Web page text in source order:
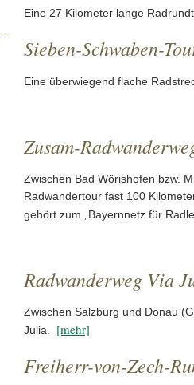
Eine 27 Kilometer lange
Sieben-Schwaben-
Eine überwiegend flache
Zusam-
Zwischen Bad Wörishofen bzw.
Radwandertour fast 100
gehört zum „Bayernnetz für
Radwanderweg Via
Zwischen Salzburg und Donau
Julia. [mehr]
Freiherr-von-Zech-